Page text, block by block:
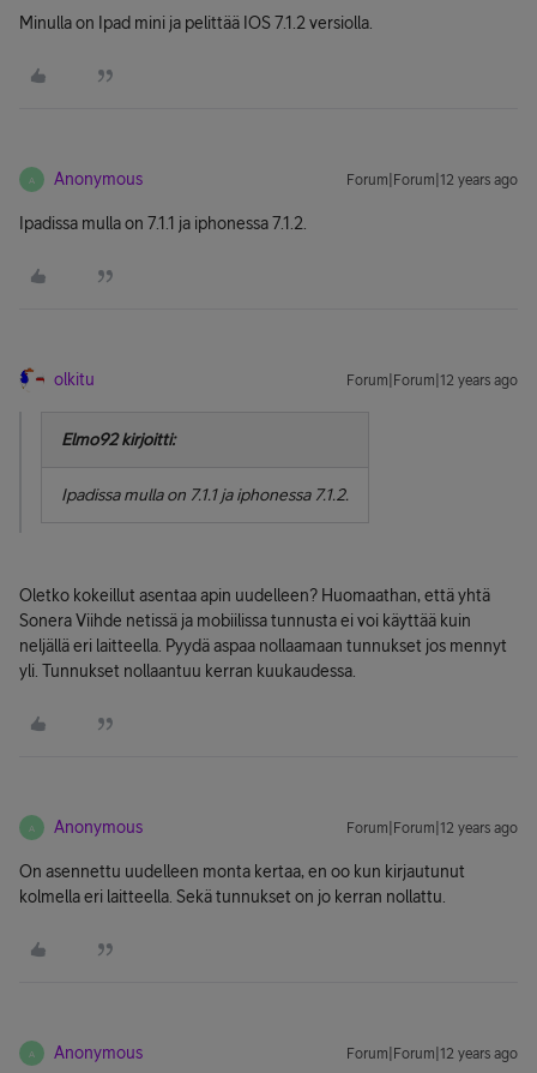
Minulla on Ipad mini ja pelittää IOS 7.1.2 versiolla.
A Anonymous Forum|Forum|12 years ago
Ipadissa mulla on 7.1.1 ja iphonessa 7.1.2.
olkitu Forum|Forum|12 years ago
Elmo92 kirjoitti:
Ipadissa mulla on 7.1.1 ja iphonessa 7.1.2.
Oletko kokeillut asentaa apin uudelleen? Huomaathan, että yhtä
Sonera Viihde netissä ja mobiilissa tunnusta ei voi käyttää kuin
neljällä eri laitteella. Pyydä aspaa nollaamaan tunnukset jos mennyt
yli. Tunnukset nollaantuu kerran kuukaudessa.
A Anonymous Forum|Forum|12 years ago
On asennettu uudelleen monta kertaa, en oo kun kirjautunut
kolmella eri laitteella. Sekä tunnukset on jo kerran nollattu.
A Anonymous Forum|Forum|12 years ago